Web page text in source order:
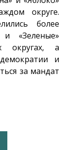
округе.
более
«Зеленые»
округах, а
и
за мандат